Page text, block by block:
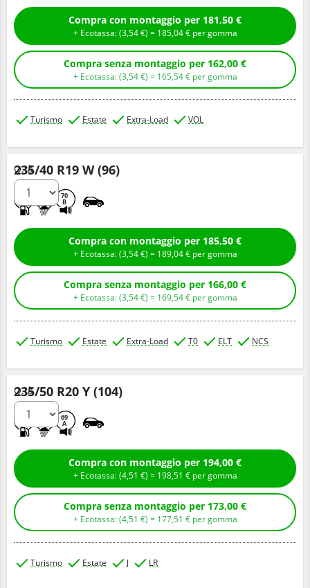
Compra con montaggio per 181,50 €
+ Ecotassa: (3,54€ ) = 185,04€ per gomma
Compra senza montaggio per 162,00 €
+ Ecotassa: (3,54€ ) = 165,54€ per gomma
Turismo Estate Extra-Load VOL
235/40 R19 W (96)
70
B
Q.tà
Compra con montaggio per 185,50 €
+ Ecotassa: (3,54€ ) = 189,04€ per gomma
Compra senza montaggio per 166,00 €
+ Ecotassa: (3,54€ ) = 169,54€ per gomma
Turismo Estate Extra-Load T0 ELT NCS
235/50 R20 Y (104)
69
A
Q.tà
Compra con montaggio per 194,00 €
+ Ecotassa: (4,51 € ) = 198,51 € per gomma
Compra senza montaggio per 173,00 €
+ Ecotassa: (4,51 € ) = 177,51 € per gomma
Turismo Estate J LR